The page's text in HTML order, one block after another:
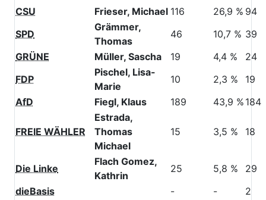
CSU
Frieser, Michael 116 26,9 % 94
SPD
Grämmer,
Thomas
46 10,7 % 39
GRÜNE
Müller, Sascha 19 4,4 %
24
FDP
Pischel, Lisa-
Marie
10 2,3 %
19
AfD
Fiegl, Klaus 189 43,9 % 184
FREIE WÄHLER
Estrada,
Thomas
Michael
15 3,5 % 18
Die Linke
Flach Gomez,
Kathrin
25 5,8 %
29
dieBasis
- -
2